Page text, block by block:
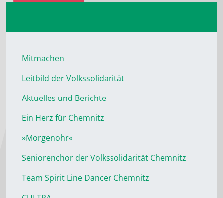
Mitmachen
Leitbild der Volkssolidarität
Aktuelles und Berichte
Ein Herz für Chemnitz
»Morgenohr«
Seniorenchor der Volkssolidarität Chemnitz
Team Spirit Line Dancer Chemnitz